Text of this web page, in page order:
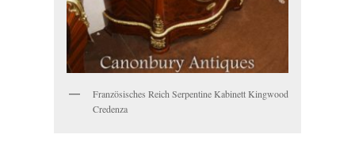
Französisches Reich Serpentine Kabinett Kingwood
Credenza